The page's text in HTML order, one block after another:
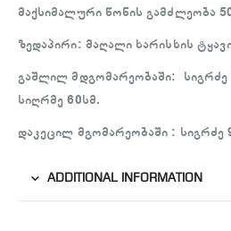
მაქსიმალური წონის გამძლეობა
ზედაპირი: მაღალი ხარისხის
გაშლილ მდგომარეობაში: სიგრძე
სიღრმე 60სმ.
დაკეცილ მგომარეობაში : სიგრძე
ADDITIONAL INFORMATION